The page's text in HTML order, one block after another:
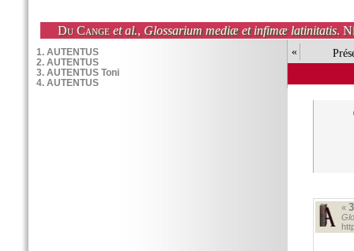
Du Cange et al., Glossarium mediæ et infimæ latinitatis.
«
«